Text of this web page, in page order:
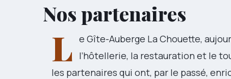
Nos partenaires
L e Gîte-Auberge La Chouette,
l’hôtellerie, la restauration et le
les partenaires qui ont, par le passé,